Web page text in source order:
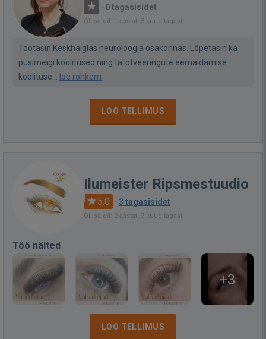
· 0 tagasisidet
Oli saidil: 1 aastat, 5 kuud tagasi
Töötasin Keskhaiglas neuroloogia osakonnas. Lõpetasin ka
püsimeigi koolitused ning tätotveeringute eemaldamise
koolituse...
loe rohkem
LOO TELLIMUS
Ilumeister Ripsmestuudio
5.0 · 3 tagasisidet
Oli saidil: 2 aastat, 7 kuud tagasi
Töö näited
+3
LOO TELLIMUS